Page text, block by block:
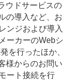
ウドサービスの
の導入など、お
ンジおよび導入
ーカーのWebシ
を行ったほか、
様からのお問い
ート接続を行